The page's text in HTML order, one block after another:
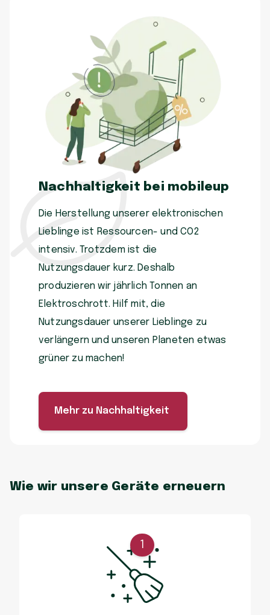
Nachhaltigkeit bei mobileup
Die Herstellung unserer elektronischen
Lieblinge ist Ressourcen- und CO2
intensiv. Trotzdem ist die
Nutzungsdauer kurz. Deshalb
produzieren wir jährlich Tonnen an
Elektroschrott. Hilf mit, die
Nutzungsdauer unserer Lieblinge zu
verlängern und unseren Planeten etwas
grüner zu machen!
Mehr zu Nachhaltigkeit
Wie wir unsere Geräte erneuern